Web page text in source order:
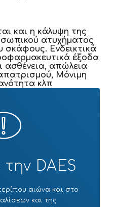
και η κάλυψη της
ατυχήματος
Ενδεικτικά
έξοδα
ασθένεια, απώλεια
Μόνιμη
κλπ
DAES
αιώνα και στο
και της